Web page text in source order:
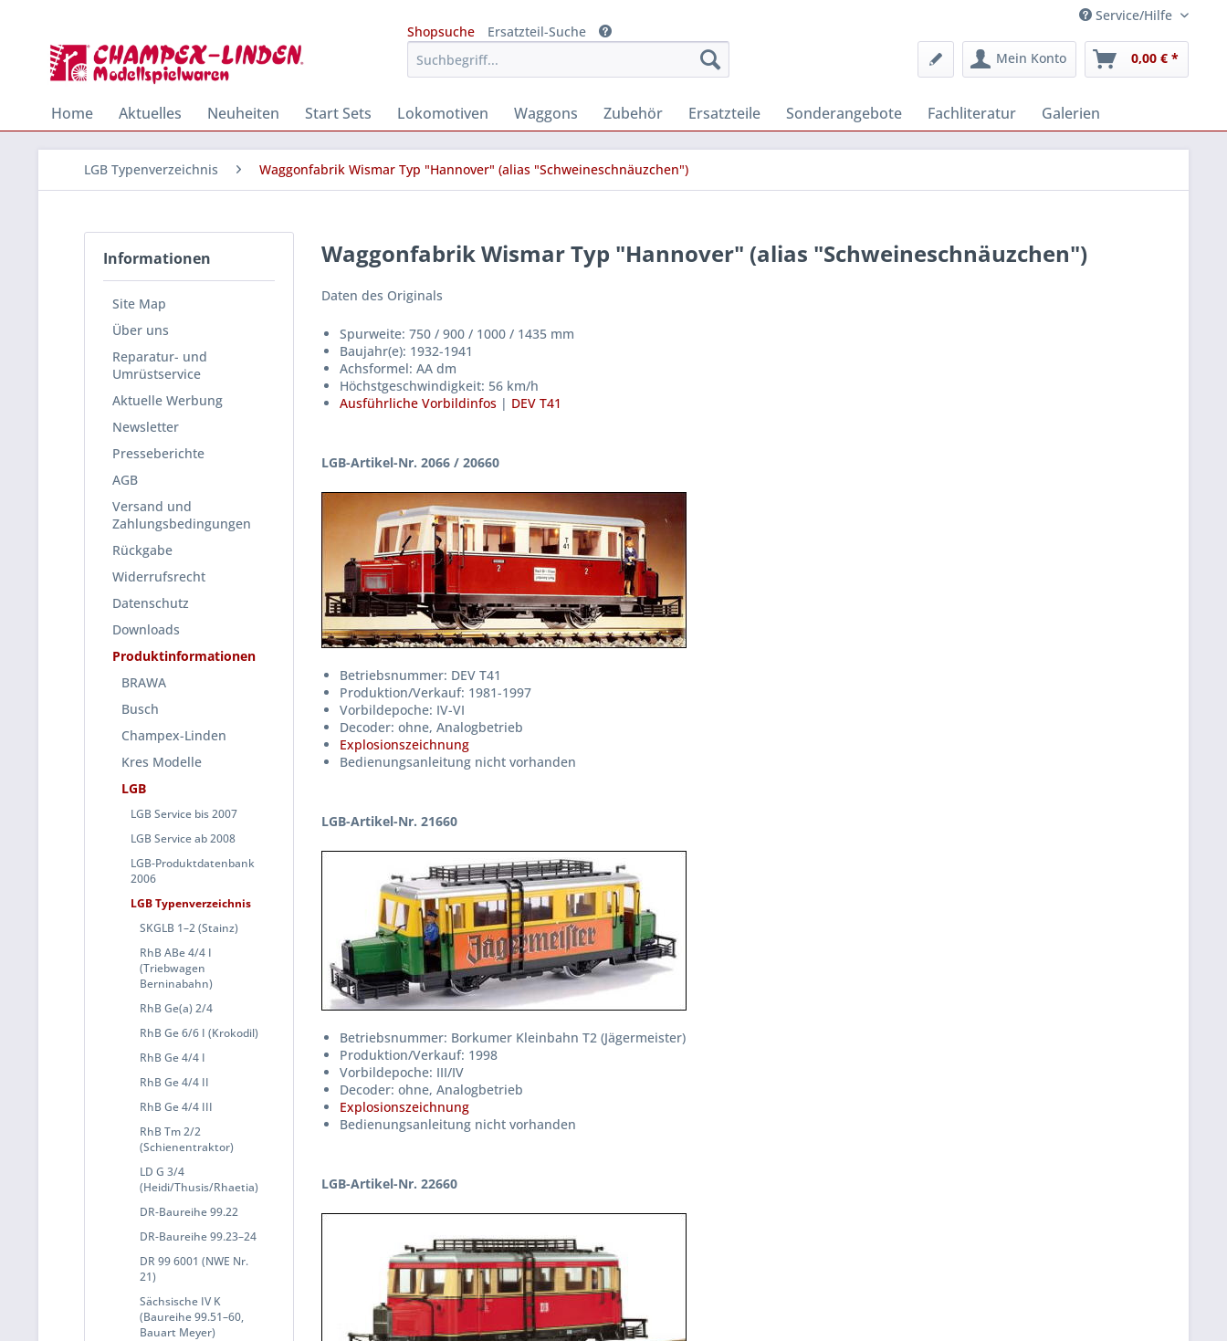
Service/Hilfe
Shopsuche
Ersatzteil-Suche
Mein Konto
0,00 € *
Home Aktuelles Neuheiten Start Sets Lokomotiven Waggons Zubehör Ersatzteile Sonderangebote Fachliteratur Galerien
LGB Typenverzeichnis Waggonfabrik Wismar Typ "Hannover" (alias "Schweineschnäuzchen")
Informationen
Site Map
Über uns
Reparatur- und
Umrüstservice
Aktuelle Werbung
Newsletter
Presseberichte
AGB
Versand und
Zahlungsbedingungen
Rückgabe
Widerrufsrecht
Datenschutz
Downloads
Produktinformationen
BRAWA
Busch
Champex-Linden
Kres Modelle
LGB
LGB Service bis 2007
LGB Service ab 2008
LGB-Produktdatenbank
2006
LGB Typenverzeichnis
SKGLB 1–2 (Stainz)
RhB ABe 4/4 I
(Triebwagen
Berninabahn)
RhB Ge(a) 2/4
RhB Ge 6/6 I (Krokodil)
RhB Ge 4/4 I
RhB Ge 4/4 II
RhB Ge 4/4 III
RhB Tm 2/2
(Schienentraktor)
LD G 3/4
(Heidi/Thusis/Rhaetia)
DR-Baureihe 99.22
DR-Baureihe 99.23–24
DR 99 6001 (NWE Nr.
21)
Sächsische IV K
(Baureihe 99.51–60,
Bauart Meyer)
Waggonfabrik Wismar Typ "Hannover" (alias "Schweineschnäuzchen")
Daten des Originals
Spurweite: 750 / 900 / 1000 / 1435 mm
Baujahr(e): 1932-1941
Achsformel: AA dm
Höchstgeschwindigkeit: 56 km/h
Ausführliche Vorbildinfos | DEV T41
LGB-Artikel-Nr. 2066 / 20660
Betriebsnummer: DEV T41
Produktion/Verkauf: 1981-1997
Vorbildepoche: IV-VI
Decoder: ohne, Analogbetrieb
Explosionszeichnung
Bedienungsanleitung nicht vorhanden
LGB-Artikel-Nr. 21660
Betriebsnummer: Borkumer Kleinbahn T2 (Jägermeister)
Produktion/Verkauf: 1998
Vorbildepoche: III/IV
Decoder: ohne, Analogbetrieb
Explosionszeichnung
Bedienungsanleitung nicht vorhanden
LGB-Artikel-Nr. 22660